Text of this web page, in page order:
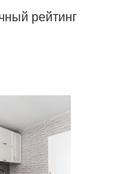
рейтинг